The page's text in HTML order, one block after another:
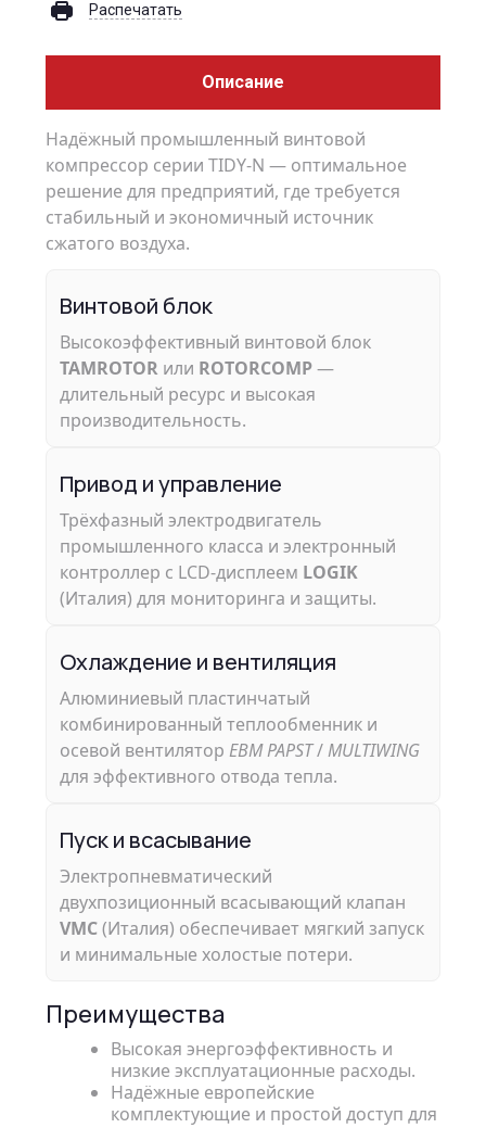
Распечатать
Описание
Надёжный промышленный винтовой
компрессор серии TIDY‑N — оптимальное
решение для предприятий, где требуется
стабильный и экономичный источник
сжатого воздуха.
Винтовой блок
Высокоэффективный винтовой блок
TAMROTOR или ROTORCOMP—
длительный ресурс и высокая
производительность.
Привод и управление
Трёхфазный электродвигатель
промышленного класса и электронный
контроллер с LCD‑дисплеем LOGIK
(Италия) для мониторинга и защиты.
Охлаждение и вентиляция
Алюминиевый пластинчатый
комбинированный теплообменник и
осевой вентилятор EBM PAPST/MULTIWING
для эффективного отвода тепла.
Пуск и всасывание
Электропневматический
двухпозиционный всасывающий клапан
VMC(Италия) обеспечивает мягкий запуск
и минимальные холостые потери.
Преимущества
Высокая энергоэффективность и
низкие эксплуатационные расходы.
Надёжные европейские
комплектующие и простой доступ для